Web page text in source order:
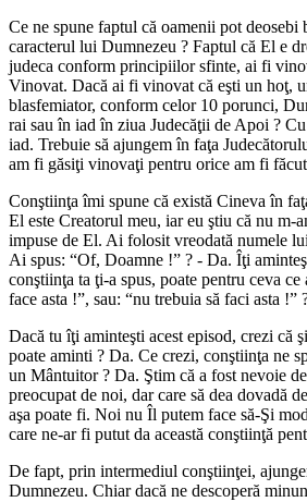
Ce ne spune faptul că oamenii pot deosebi
caracterul lui Dumnezeu ? Faptul că El e
judeca conform principiilor sfinte, ai fi
Vinovat. Dacă ai fi vinovat că eşti un hoţ,
blasfemiator, conform celor 10 porunci,
rai sau în iad în ziua Judecăţii de Apoi ?
iad. Trebuie să ajungem în faţa
am fi găsiţi vinovaţi pentru orice am fi
Conştiinţa îmi spune că există Cineva în
El este Creatorul meu, iar eu ştiu că nu m-
impuse de El. Ai folosit vreodată numele
Ai spus: “Of, Doamne !” ? - Da. Îţi
conştiinţa ta ţi-a spus, poate pentru ceva
face asta !”, sau: “nu trebuia să faci asta !”
Dacă tu îţi aminteşti acest episod, crezi că
poate aminti ? Da. Ce crezi, conştiinţa ne
un Mântuitor ? Da. Ştim că a fost nevoie
preocupat de noi, dar care să dea dovadă
aşa poate fi. Noi nu Îl putem face să-Şi
care ne-ar fi putut da această conştiinţă
De fapt, prin intermediul conştiinţei,
Dumnezeu. Chiar dacă ne descoperă